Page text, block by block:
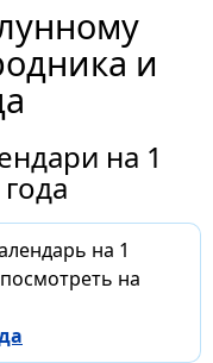
и
на 1
на 1
на